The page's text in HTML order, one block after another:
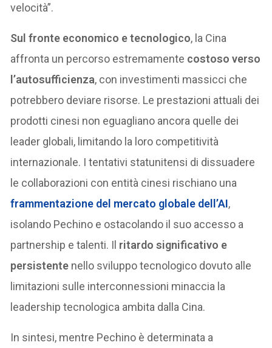
velocità”.
Sul fronte economico e tecnologico, la Cina
affronta un percorso estremamente costoso verso
l’autosufficienza, con investimenti massicci che
potrebbero deviare risorse. Le prestazioni attuali dei
prodotti cinesi non eguagliano ancora quelle dei
leader globali, limitando la loro competitività
internazionale. I tentativi statunitensi di dissuadere
le collaborazioni con entità cinesi rischiano una
frammentazione del mercato globale dell’AI,
isolando Pechino e ostacolando il suo accesso a
partnership e talenti. Il ritardo significativo e
persistente nello sviluppo tecnologico dovuto alle
limitazioni sulle interconnessioni minaccia la
leadership tecnologica ambita dalla Cina.
In sintesi, mentre Pechino è determinata a